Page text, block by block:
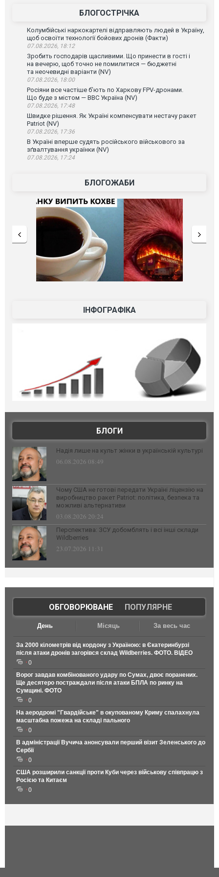
БЛОГОСТРІЧКА
Колумбійські наркокартелі відправляють людей в Україну,
щоб освоїти технології бойових дронів (Факти)
07.08.2026, 18:12
Зробить господарів щасливими. Що принести в гості і
на вечерю, щоб точно не помилитися — бюджетні
та неочевидні варіанти (NV)
07.08.2026, 18:00
Росіяни все частіше бʼють по Харкову FPV-дронами.
Що буде з містом — ВВС Україна (NV)
07.08.2026, 17:48
Швидке рішення. Як Україні компенсувати нестачу ракет
Patriot (NV)
07.08.2026, 17:36
В Україні вперше судять російського військового за
зґвалтування українки (NV)
07.08.2026, 17:24
БЛОГОЖАБИ
ІНФОГРАФІКА
БЛОГИ
Надія лише на культ жінки в українській культурі
06.08.2026 08:49
Чому США не готові передати Україні ліцензію на
виробництво ракет Patriot: політика, безпека та
можливі альтернативи
03.08.2026 20:24
Перспектива: ЗСУ добомблять і всі інші склади
Wildberries
23.07.2026 11:31
ОБГОВОРЮВАНЕ| ПОПУЛЯРНЕ
День Місяць За весь час
За 2000 кілометрів від кордону з Україною: в Єкатеринбурзі
після атаки дронів загорівся склад Wildberries. ФОТО. ВІДЕО
0
Ворог завдав комбінованого удару по Сумах, двоє поранених.
Ще десятеро постраждали після атаки БПЛА по ринку на
Сумщині. ФОТО
0
На аеродромі "Гвардійське" в окупованому Криму спалахнула
масштабна пожежа на складі пального
0
В адміністрації Вучича анонсували перший візит Зеленського до
Сербії
0
США розширили санкції проти Куби через військову співпрацю з
Росією та Китаєм
0